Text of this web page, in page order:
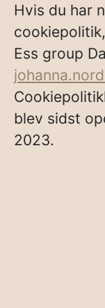
Hvis du har
Ess group
blev sidst
2023.